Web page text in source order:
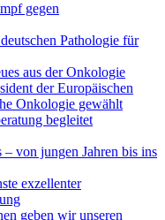
gegen
Pathologie für
aus der Onkologie
der Europäischen
Onkologie gewählt
begleitet
von jungen Jahren bis ins
exzellenter
geben wir unseren